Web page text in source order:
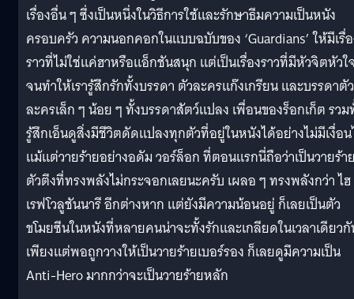
เรื่องอื่น ๆ ซึ่งเป็นหนึ่งในวิธีการใช้และรักษาธีมความเป็นหนัง
ครอบครัว ความนอกคอกในแบบฉบับของ ‘Guardians’ ให้มีเรื่
ราวที่ไม่ใช่แค่ฮาหรือแอ็กชันสนุก แต่เป็นเรื่องราวที่มีหัวจิตหัวใ
จนทำให้เรารู้สึกรักทั้งบรรดา ตัวละครแก๊งเกรียน และบรรดาตัว
ละครเล็ก ๆ น้อย ๆ ทั้งบรรดาสัตว์แปลง เพื่อนของร็อกเก็ต รว
รู้สึกเอ็นดูสิ่งมีชีวิตดัดแปลงทุกตัวที่อยู่ในหนังได้อย่างไม่มีเงื่อน
แม้แต่วายร้ายอย่างอดัม วอร์ล็อก ที่ตอนแรกนี่ถือว่าเป็นวายร้า
ตัวตึงที่ทรงพลังไม่กระจอกเลยนะครับ เผลอ ๆ ทรงพลังกว่า ไฮ
เรฟโวลูชันนารี อีกต่างหาก แต่ยังมีความน้อนอยู่ ก็เลยเป็นตัว
ขโมยซีนในหนังที่หลายคนน่าจะทั้งรักและเกลียดในเวลาเดียว
เพียงแต่พอถูกวางให้เป็นวายร้ายเบอร์รอง ก็เลยดูมึความเป็น
Anti-Hero มากกว่าจะเป็นวายร้ายหลัก